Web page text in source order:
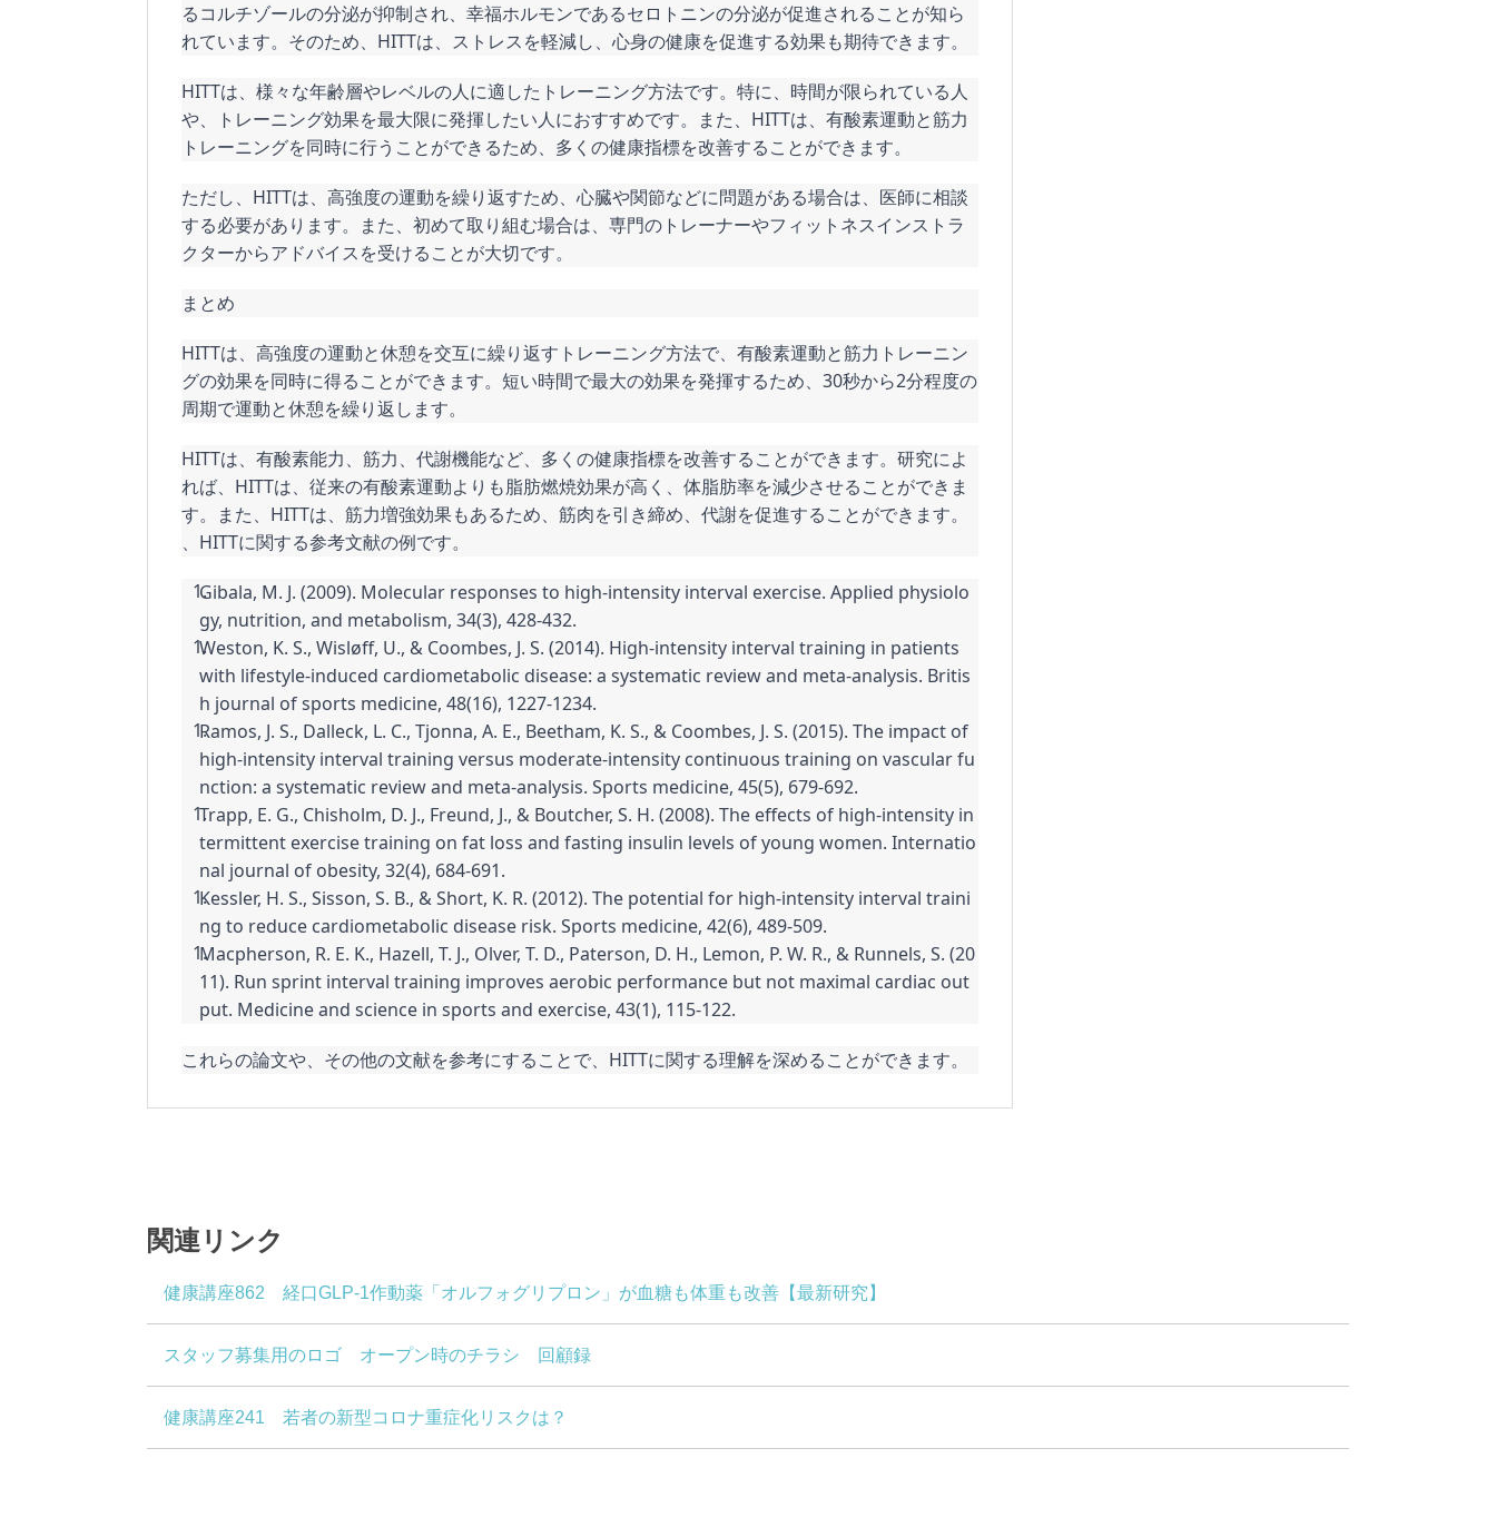
るコルチゾールの分泌が抑制され、幸福ホルモンであるセロトニンの分泌が促進されることが知ら
れています。そのため、HITTは、ストレスを軽減し、心身の健康を促進する効果も期待できます。
HITTは、様々な年齢層やレベルの人に適したトレーニング方法です。特に、時間が限られている人
や、トレーニング効果を最大限に発揮したい人におすすめです。また、HITTは、有酸素運動と筋力
トレーニングを同時に行うことができるため、多くの健康指標を改善することができます。
ただし、HITTは、高強度の運動を繰り返すため、心臓や関節などに問題がある場合は、医師に相談
する必要があります。また、初めて取り組む場合は、専門のトレーナーやフィットネスインストラ
クターからアドバイスを受けることが大切です。
まとめ
HITTは、高強度の運動と休憩を交互に繰り返すトレーニング方法で、有酸素運動と筋力トレーニン
グの効果を同時に得ることができます。短い時間で最大の効果を発揮するため、30秒から2分程度の
周期で運動と休憩を繰り返します。
HITTは、有酸素能力、筋力、代謝機能など、多くの健康指標を改善することができます。研究によ
れば、HITTは、従来の有酸素運動よりも脂肪燃焼効果が高く、体脂肪率を減少させることができま
す。また、HITTは、筋力増強効果もあるため、筋肉を引き締め、代謝を促進することができます。
、HITTに関する参考文献の例です。
Gibala, M. J. (2009). Molecular responses to high-intensity interval exercise. Applied physiolo
gy, nutrition, and metabolism, 34(3), 428-432.
Weston, K. S., Wisløff, U., & Coombes, J. S. (2014). High-intensity interval training in patients
with lifestyle-induced cardiometabolic disease: a systematic review and meta-analysis. Britis
h journal of sports medicine, 48(16), 1227-1234.
Ramos, J. S., Dalleck, L. C., Tjonna, A. E., Beetham, K. S., & Coombes, J. S. (2015). The impact of
high-intensity interval training versus moderate-intensity continuous training on vascular fu
nction: a systematic review and meta-analysis. Sports medicine, 45(5), 679-692.
Trapp, E. G., Chisholm, D. J., Freund, J., & Boutcher, S. H. (2008). The effects of high-intensity in
termittent exercise training on fat loss and fasting insulin levels of young women. Internatio
nal journal of obesity, 32(4), 684-691.
Kessler, H. S., Sisson, S. B., & Short, K. R. (2012). The potential for high-intensity interval traini
ng to reduce cardiometabolic disease risk. Sports medicine, 42(6), 489-509.
Macpherson, R. E. K., Hazell, T. J., Olver, T. D., Paterson, D. H., Lemon, P. W. R., & Runnels, S. (20
11). Run sprint interval training improves aerobic performance but not maximal cardiac out
put. Medicine and science in sports and exercise, 43(1), 115-122.
これらの論文や、その他の文献を参考にすることで、HITTに関する理解を深めることができます。
関連リンク
健康講座862 経口GLP-1作動薬「オルフォグリプロン」が血糖も体重も改善【最新研究】
スタッフ募集用のロゴ オープン時のチラシ 回顧録
健康講座241 若者の新型コロナ重症化リスクは？